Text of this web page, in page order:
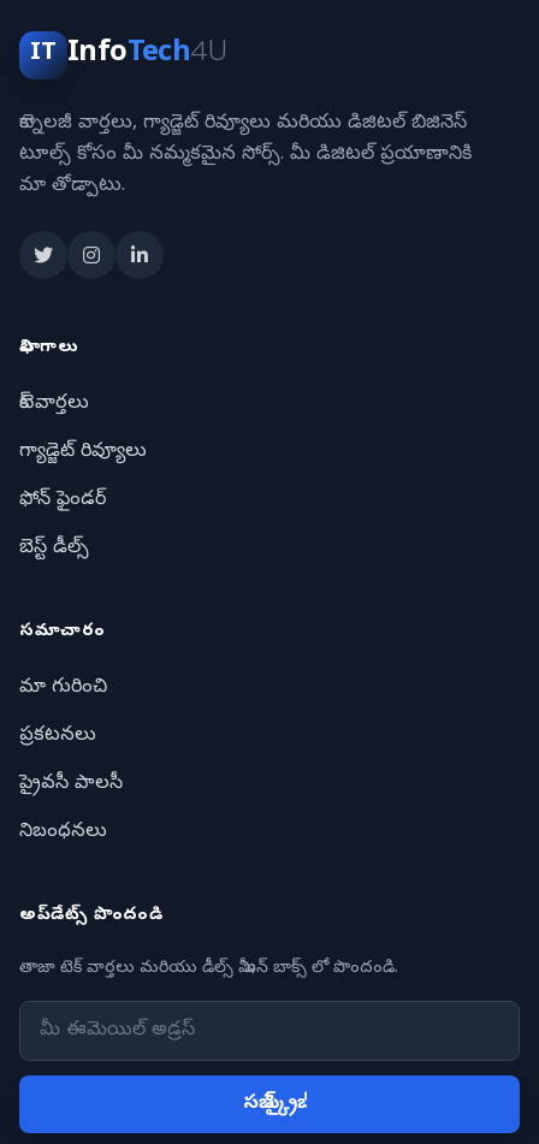
IT InfoTech4U
టెక్నాలజీ వార్తలు, గ్యాడ్జెట్ రివ్యూలు మరియు డిజిటల్ బిజినెస్
టూల్స్ కోసం మీ నమ్మకమైన సోర్స్. మీ డిజిటల్ ప్రయాణానికి
మా తోడ్పాటు.
విభాగాలు
టెక్ వార్తలు
గ్యాడ్జెట్ రివ్యూలు
ఫోన్ ఫైండర్
బెస్ట్ డీల్స్
సమాచారం
మా గురించి
ప్రకటనలు
ప్రైవసీ పాలసీ
నిబంధనలు
అప్‌డేట్స్ పొందండి
తాజా టెక్ వార్తలు మరియు డీల్స్ మీ ఇన్ బాక్స్ లో పొందండి.
సబ్ స్క్రైబ్